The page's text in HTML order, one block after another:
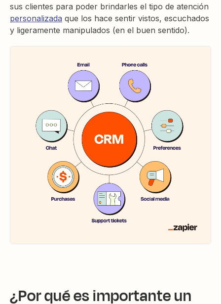
sus clientes para poder brindarles el tipo de atención
personalizada que los hace sentir vistos, escuchados
y ligeramente manipulados (en el buen sentido).
¿Por qué es importante un